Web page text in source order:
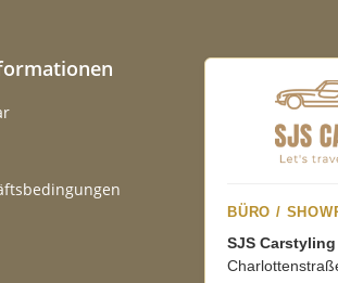
BÜRO /
SJS Carstyling